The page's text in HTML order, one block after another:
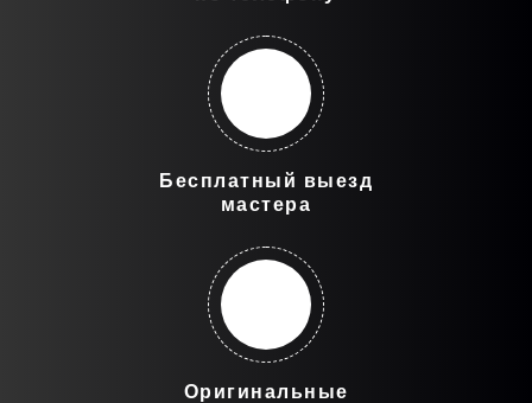
Бесплатный выезд
мастера
Оригинальные